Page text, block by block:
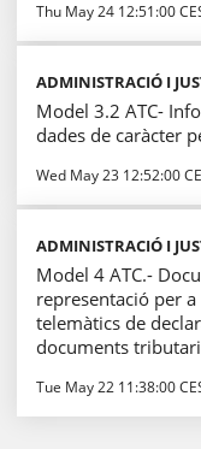
Thu May 24 12:51:00
ADMINISTRACIÓ I
Model 3.2 ATC-
dades de caràcter
Wed May 23 12:52:00
ADMINISTRACIÓ I
Model 4 ATC.-
representació per
telemàtics de
documents
Tue May 22 11:38:00